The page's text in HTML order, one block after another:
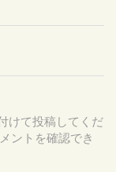
けて投稿してくだ
ントを確認でき